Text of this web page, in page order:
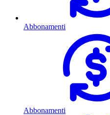
Abbonamenti
Abbonamenti